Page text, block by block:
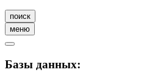
поиск
меню
Базы данных: